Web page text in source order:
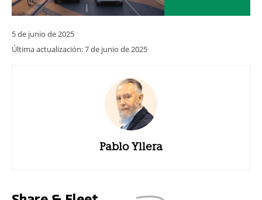
5 de junio de 2025
Última actualización:7 de junio de 2025
Pablo Yllera